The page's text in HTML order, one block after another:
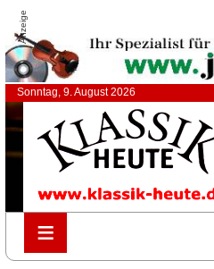
Anzeige
Sonntag, 9. August 2026
≡
≡